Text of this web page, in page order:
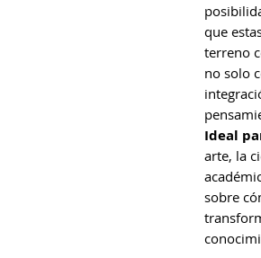
que
terreno
no solo
Ideal
arte, la
sobre